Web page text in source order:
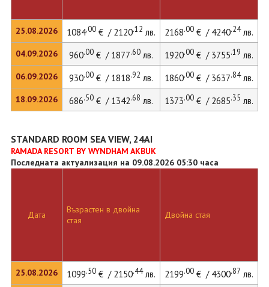
25.08.2026
04.09.2026
06.09.2026
18.09.2026
1084.00€ / 2120.12 лв. 2168.00€ / 4240.24лв.
960.00€ / 1877.60лв. 1920.00€ / 3755.19 лв.
930.00€ / 1818.92 лв. 1860.00€ / 3637.84лв.
686.50€ / 1342.68 лв. 1373.00€ / 2685.35 лв.
STANDARD ROOM SEA VIEW, 24AI
RAMADA RESORT BY WYNDHAM AKBUK
Последната актуализация на 09.08.2026 05:30 часа
Дата
25.08.2026
Възрастен в двойна
стая
Двойна стая
1099.50€ / 2150.44лв. 2199.00€ / 4300.87 лв.